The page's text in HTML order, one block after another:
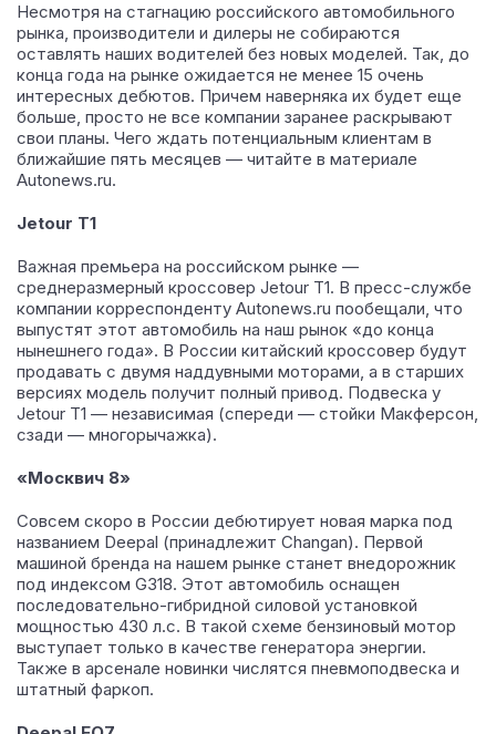
Несмотря на стагнацию российского автомобильного
рынка, производители и дилеры не собираются
оставлять наших водителей без новых моделей. Так, до
конца года на рынке ожидается не менее 15 очень
интересных дебютов. Причем наверняка их будет еще
больше, просто не все компании заранее раскрывают
свои планы. Чего ждать потенциальным клиентам в
ближайшие пять месяцев — читайте в материале
Autonews.ru.
Jetour T1
Важная премьера на российском рынке —
среднеразмерный кроссовер Jetour T1. В пресс-службе
компании корреспонденту Autonews.ru пообещали, что
выпустят этот автомобиль на наш рынок «до конца
нынешнего года». В России китайский кроссовер будут
продавать с двумя наддувными моторами, а в старших
версиях модель получит полный привод. Подвеска у
Jetour T1 — независимая (спереди — стойки Макферсон,
сзади — многорычажка).
«Москвич 8»
Совсем скоро в России дебютирует новая марка под
названием Deepal (принадлежит Changan). Первой
машиной бренда на нашем рынке станет внедорожник
под индексом G318. Этот автомобиль оснащен
последовательно-гибридной силовой установкой
мощностью 430 л.с. В такой схеме бензиновый мотор
выступает только в качестве генератора энергии.
Также в арсенале новинки числятся пневмоподвеска и
штатный фаркоп.